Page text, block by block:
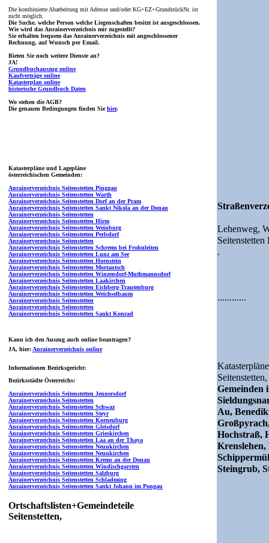
Die kombinierte Abarbeitung mit Adresse und/oder KG+EZ+GrundstückNr. ist
nicht möglich.
Die Suche, welche Person welche Liegenschaften besitzt ist ausgeschlossen.
Wie wird das Anrainerverzeichnis mir zugestellt?
Sie erhalten bequem das Anrainerverzeichnis mit angeschlossener
Rechnung, auf Wunsch per Email.
Bieten Sie noch weitere Dienste an?
JA!
Grundbuchauszug online
Kaufverträge online
Katasterplan online
historische Grundbuch Daten
Wo stehen die AGB?
Die genauen Bedingungen finden Siehier.
Katasterpläne und Lagepläne
österreichischen Gemeinden:
Anrainerverzeichnis Seitenstetten Pinggau
Anrainerverzeichnis Seitenstetten Warth
Anrainerverzeichnis Seitenstetten Dorf an der Pram
Anrainerverzeichnis Seitenstetten Sankt Nikola an der Donau
Anrainerverzeichnis Seitenstetten
Anrainerverzeichnis Seitenstetten Hirm
Anrainerverzeichnis Seitenstetten Weinburg
Anrainerverzeichnis Seitenstetten Perlsdorf
Anrainerverzeichnis Seitenstetten
Anrainerverzeichnis Seitenstetten Schrems bei Frohnleiten
Anrainerverzeichnis Seitenstetten Lunz am See
Anrainerverzeichnis Seitenstetten Hornstein
Anrainerverzeichnis Seitenstetten Mortantsch
Anrainerverzeichnis Seitenstetten Winzendorf-Muthmannsdorf
Anrainerverzeichnis Seitenstetten Laakirchen
Anrainerverzeichnis Seitenstetten Eichberg-Trautenburg
Anrainerverzeichnis Seitenstetten Weichselbaum
Anrainerverzeichnis Seitenstetten
Anrainerverzeichnis Seitenstetten
Anrainerverzeichnis Seitenstetten Sankt Konrad
Kann ich den Auszug auch online beantragen?
JA, hier: Anrainerverzeichnis online
Informationen Bezirksgericht:
Bezirksstädte Österreichs:
Anrainerverzeichnis Seitenstetten Jennersdorf
Anrainerverzeichnis Seitenstetten
Anrainerverzeichnis Seitenstetten Schwaz
Anrainerverzeichnis Seitenstetten Steyr
Anrainerverzeichnis Seitenstetten Korneuburg
Anrainerverzeichnis Seitenstetten Gleisdorf
Anrainerverzeichnis Seitenstetten Grieskirchen
Anrainerverzeichnis Seitenstetten Laa an der Thaya
Anrainerverzeichnis Seitenstetten Neunkirchen
Anrainerverzeichnis Seitenstetten Neunkirchen
Anrainerverzeichnis Seitenstetten Krems an der Donau
Anrainerverzeichnis Seitenstetten Windischgarsten
Anrainerverzeichnis Seitenstetten Salzburg
Anrainerverzeichnis Seitenstetten Schladming
Anrainerverzeichnis Seitenstetten Sankt Johann im Pongau
Ortschaftslisten+Gemeindeteile
Seitenstetten,
Lehenweg,
.
............
Seitenstetten,
Gemeinden
Au,
Hochstraß,
Steingrub,